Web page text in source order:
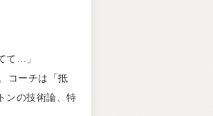
て…」
コーチは「抵
ンの技術論、特